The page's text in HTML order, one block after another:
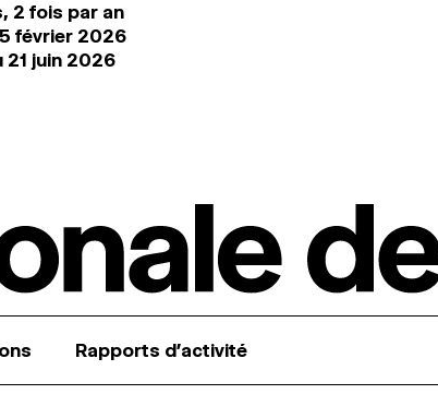
2 fois par an
février 2026
21 juin 2026
Rapports d’activité